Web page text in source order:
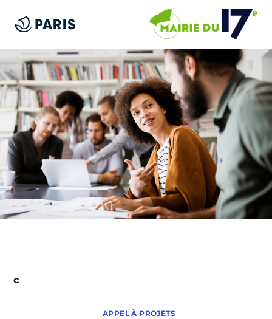
APPEL À PROJETS